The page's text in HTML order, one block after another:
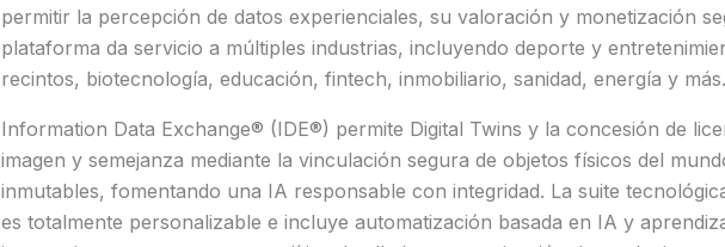
permitir la percepción de datos experienciales, su valoración y monetización
plataforma da servicio a múltiples industrias, incluyendo deporte y
recintos, biotecnología, educación, fintech, inmobiliario, sanidad, energía y más.
Information Data Exchange® (IDE®) permite Digital Twins y la concesión de
imagen y semejanza mediante la vinculación segura de objetos físicos del
inmutables, fomentando una IA responsable con integridad. La suite
es totalmente personalizable e incluye automatización basada en IA y